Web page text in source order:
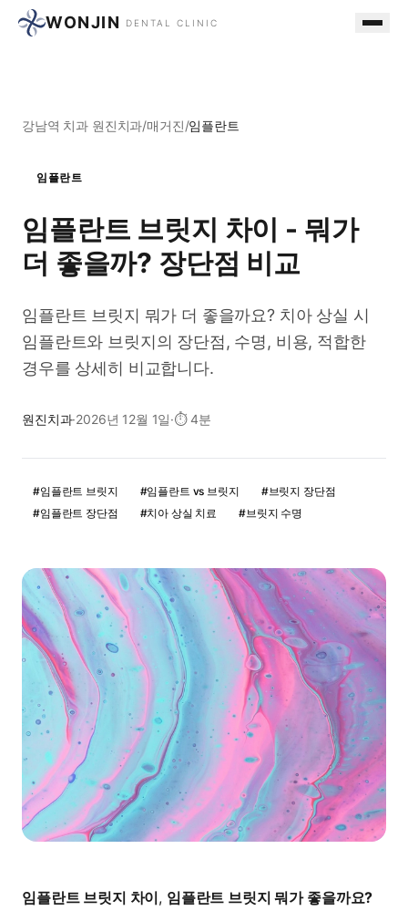
WONJIN DENTAL CLINIC
강남역 치과 원진치과/매거진/임플란트
임플란트
임플란트 브릿지 차이 - 뭐가
더 좋을까? 장단점 비교
임플란트 브릿지 뭐가 더 좋을까요? 치아 상실 시
임플란트와 브릿지의 장단점, 수명, 비용, 적합한
경우를 상세히 비교합니다.
원진치과·2026년 12월 1일·⏱4분
#임플란트 브릿지 #임플란트 vs 브릿지 #브릿지 장단점
#임플란트 장단점 #치아 상실 치료 #브릿지 수명
임플란트 브릿지 차이, 임플란트 브릿지 뭐가 좋을까요?